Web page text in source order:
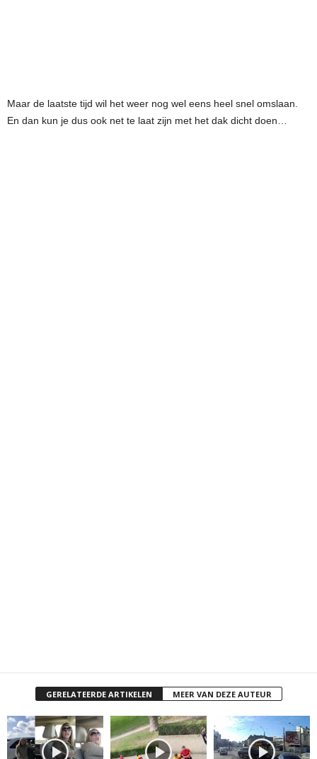
Maar de laatste tijd wil het weer nog wel eens heel snel omslaan.
En dan kun je dus ook net te laat zijn met het dak dicht doen…
GERELATEERDE ARTIKELEN MEER VAN DEZE AUTEUR